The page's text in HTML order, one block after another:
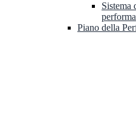
Sistema
Piano della